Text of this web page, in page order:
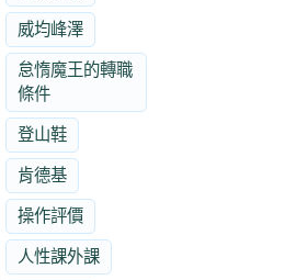
威均峰澤
怠惰魔王的轉職
條件
登山鞋
肯德基
操作評價
人性課外課